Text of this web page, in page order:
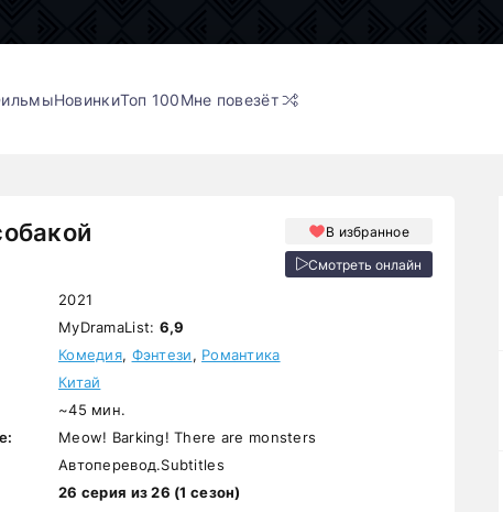
НовинкиТоп 100Мне повезёт
В избранное
Смотреть онлайн
2021
MyDramaList: 6,9
Комедия, Фэнтези, Романтика
Китай
~45 мин.
Meow! Barking! There are monsters
Автоперевод.Subtitles
26 серия из 26 (1 сезон)